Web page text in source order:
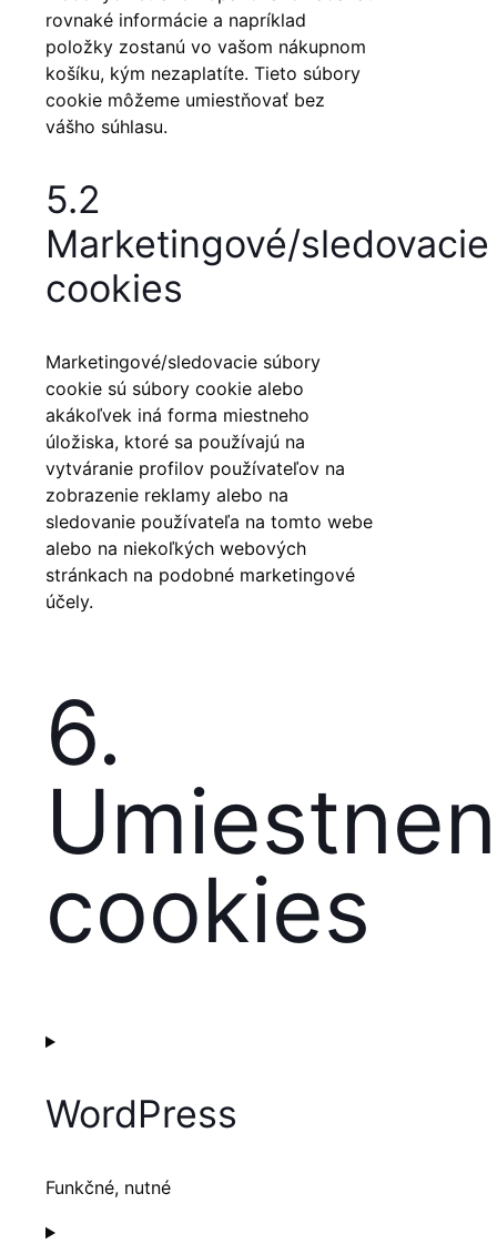
rovnaké informácie a napríklad
položky zostanú vo vašom nákupnom
košíku, kým nezaplatíte. Tieto súbory
cookie môžeme umiestňovať bez
vášho súhlasu.
5.2
Marketingové/sledovacie
cookies
Marketingové/sledovacie súbory
cookie sú súbory cookie alebo
akákoľvek iná forma miestneho
úložiska, ktoré sa používajú na
vytváranie profilov používateľov na
zobrazenie reklamy alebo na
sledovanie používateľa na tomto webe
alebo na niekoľkých webových
stránkach na podobné marketingové
účely.
6.
cookies
WordPress
Funkčné, nutné
Consent